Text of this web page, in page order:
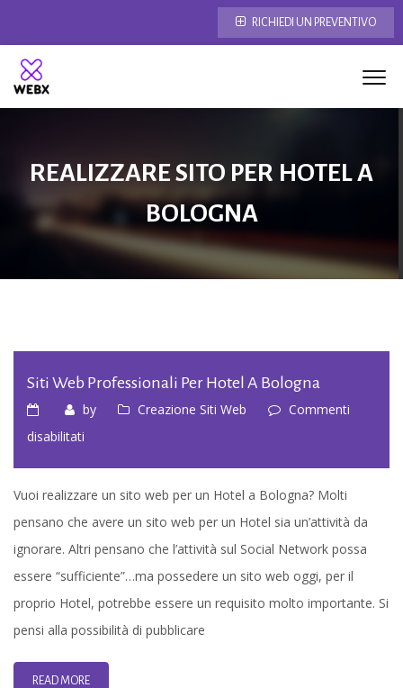
RICHIEDI UN PREVENTIVO
REALIZZARE SITO PER HOTEL A
BOLOGNA
Siti Web Professionali Per Hotel A Bologna
by Creazione Siti Web
Commenti
disabilitati
web
professionali
per
Hotel
a
Bologna
Vuoi realizzare un sito web per un Hotel a Bologna? Molti
pensano che avere un sito web per un Hotel sia un’attività da
ignorare. Altri pensano che l’attività sul Social Network possa
essere “sufficiente”…ma possedere un sito web oggi, per il
proprio Hotel, potrebbe essere un requisito molto importante. Si
pensi alla possibilità di pubblicare
READ MORE